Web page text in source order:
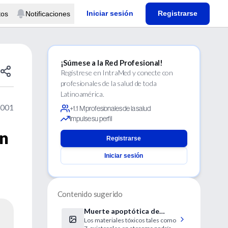
Notificaciones Iniciar sesión Registrarse
¡Súmese a la Red Profesional!
Regístrese en IntraMed y conecte con
profesionales de la salud de toda
Latinoamérica.
+1.1 M profesionales de la salud
Impulse su perfil
Registrarse
Iniciar sesión
Contenido sugerido
Muerte apoptótica de
células inflamatorias en
Los materiales tóxicos tales como